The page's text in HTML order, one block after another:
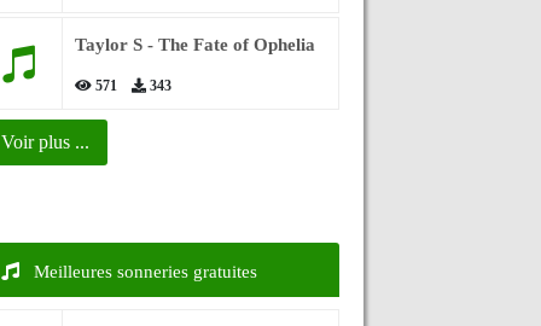
Taylor S - The Fate of Ophelia
571 343
Voir plus ...
Meilleures sonneries gratuites